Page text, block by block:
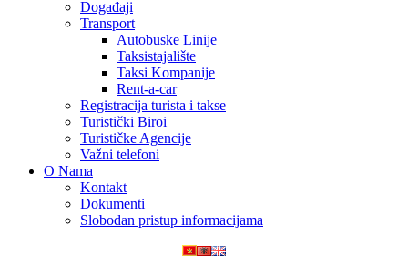
Događaji
Transport
Autobuske Linije
Taksistajalište
Taksi Kompanije
Rent-a-car
Registracija turista i takse
Turistički Biroi
Turističke Agencije
Važni telefoni
O Nama
Kontakt
Dokumenti
Slobodan pristup informacijama